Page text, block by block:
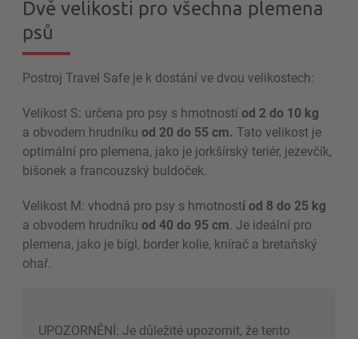
Dvě velikosti pro všechna plemena
psů
Postroj Travel Safe je k dostání ve dvou velikostech:
Velikost S: určena pro psy s hmotnostíod 2 do 10 kg
a obvodem hrudníku od 20 do 55 cm. Tato velikost je
optimální pro plemena, jako je jorkšírský teriér, jezevčík,
bišonek a francouzský buldoček.
Velikost M: vhodná pro psy s hmotností od 8 do 25 kg
a obvodem hrudníku od 40 do 95 cm. Je ideální pro
plemena, jako je bígl, border kolie, knírač a bretaňský
ohař.
UPOZORNĚNÍ: Je důležité upozornit, že tento